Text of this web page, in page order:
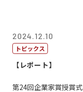
2024.12.10
トピックス
【レポート】
第24回企業家賞授賞式